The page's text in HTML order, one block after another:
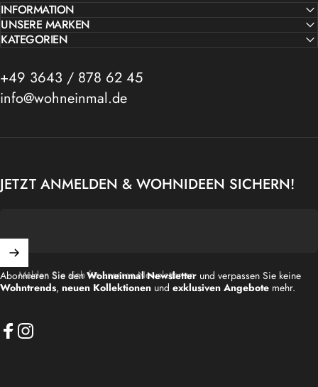
INFORMATION
UNSERE MARKEN
KATEGORIEN
+49 3643 / 878 62 45
info@wohneinmal.de
JETZT ANMELDEN & WOHNIDEEN SICHERN!
Melden Sie sich für unseren Newsletter an
Abonnieren Sie denWohneinmal Newsletter und verpassen Sie keine
Wohntrends, neuen Kollektionen und exklusiven Angebote mehr.